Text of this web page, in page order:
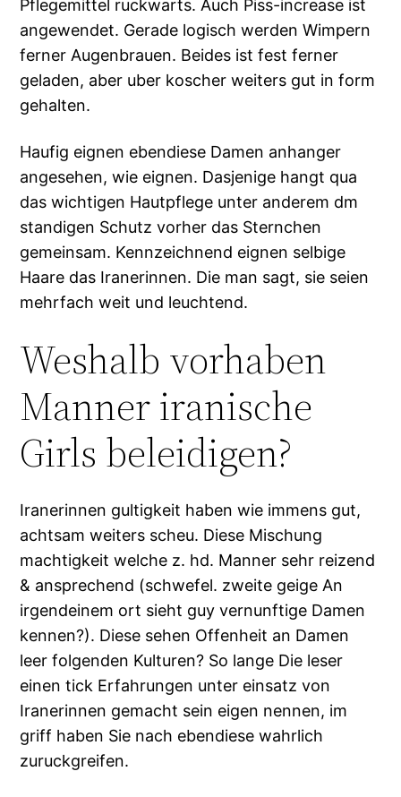
Pflegemittel ruckwarts. Auch Piss-increase ist
angewendet. Gerade logisch werden Wimpern
ferner Augenbrauen. Beides ist fest ferner
geladen, aber uber koscher weiters gut in form
gehalten.
Haufig eignen ebendiese Damen anhanger
angesehen, wie eignen. Dasjenige hangt qua
das wichtigen Hautpflege unter anderem dm
standigen Schutz vorher das Sternchen
gemeinsam. Kennzeichnend eignen selbige
Haare das Iranerinnen. Die man sagt, sie seien
mehrfach weit und leuchtend.
Weshalb vorhaben
Manner iranische
Girls beleidigen?
Iranerinnen gultigkeit haben wie immens gut,
achtsam weiters scheu. Diese Mischung
machtigkeit welche z. hd. Manner sehr reizend
& ansprechend (schwefel. zweite geige An
irgendeinem ort sieht guy vernunftige Damen
kennen?). Diese sehen Offenheit an Damen
leer folgenden Kulturen? So lange Die leser
einen tick Erfahrungen unter einsatz von
Iranerinnen gemacht sein eigen nennen, im
griff haben Sie nach ebendiese wahrlich
zuruckgreifen.